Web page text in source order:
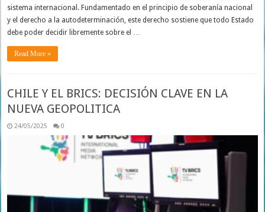
sistema internacional. Fundamentado en el principio de soberanía nacional
y el derecho a la autodeterminación, este derecho sostiene que todo Estado
debe poder decidir libremente sobre el …
Read More »
CHILE Y EL BRICS: DECISIÓN CLAVE EN LA
NUEVA GEOPOLITICA
24/05/2025 0